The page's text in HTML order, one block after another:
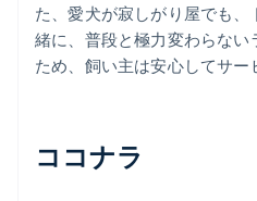
た、愛犬が寂しがり屋でも
緒に、普段と極力変わらな
ため、飼い主は安心してサー
ココナラ